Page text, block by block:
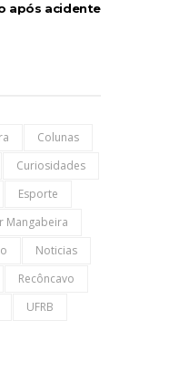
após acidente
Colunas
Curiosidades
Esporte
Mangabeira
Noticias
Recôncavo
UFRB